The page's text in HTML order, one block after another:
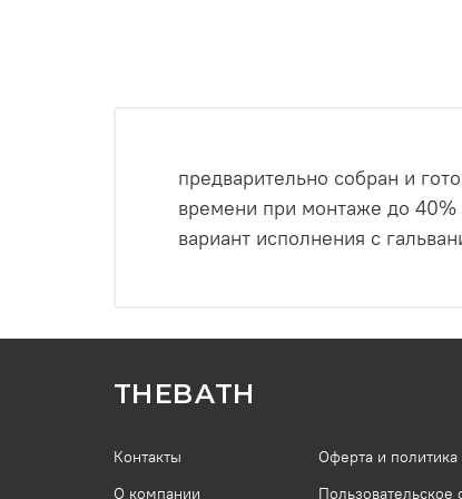
предварительно собран и
времени при монтаже до
вариант исполнения с
THEBATH
Контакты
О компании
Оферта и
Пользовательское